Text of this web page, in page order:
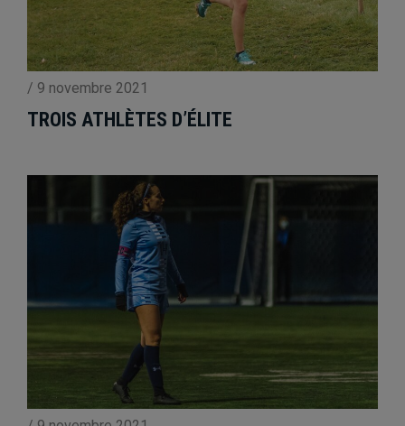
/ 9 novembre 2021
TROIS ATHLÈTES D’ÉLITE